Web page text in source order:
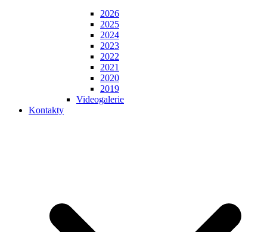
2026
2025
2024
2023
2022
2021
2020
2019
Videogalerie
Kontakty